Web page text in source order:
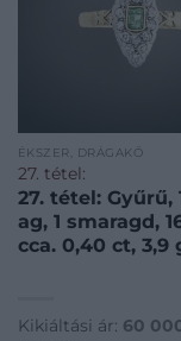
ÉKSZER, DRÁGAKŐ
27. tétel:
27. tétel: Gyűrű,
ag, 1 smaragd,
cca. 0,40 ct, 3,9
Kikiáltási ár: 60